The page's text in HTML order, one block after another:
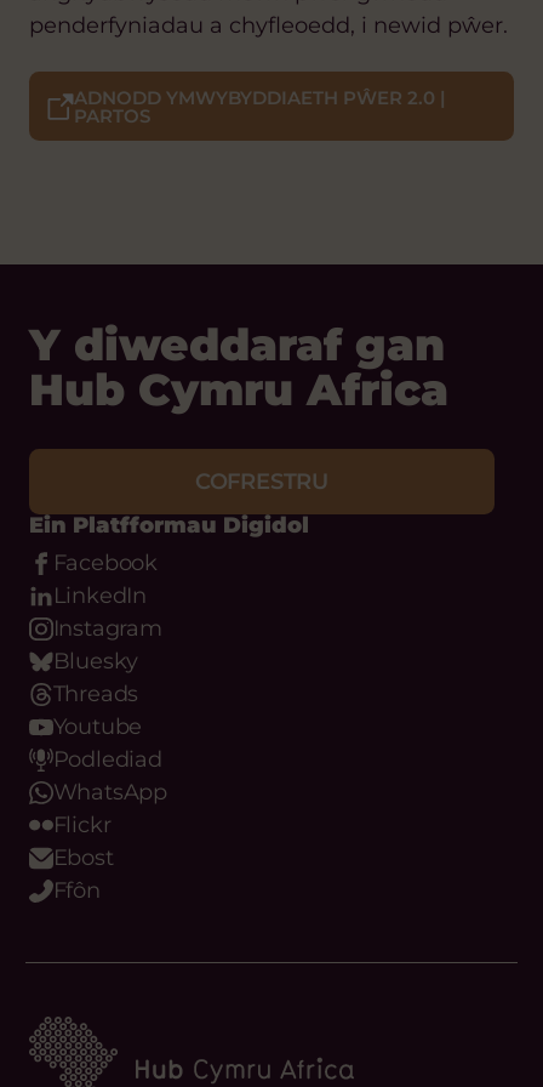
penderfyniadau a chyfleoedd, i newid pŵer.
ADNODD YMWYBYDDIAETH PŴER 2.0 |
PARTOS
Y diweddaraf gan
Hub Cymru Africa
COFRESTRU
Ein Platfformau Digidol
Facebook
LinkedIn
Instagram
Bluesky
Threads
Youtube
Podlediad
WhatsApp
Flickr
Ebost
Ffôn